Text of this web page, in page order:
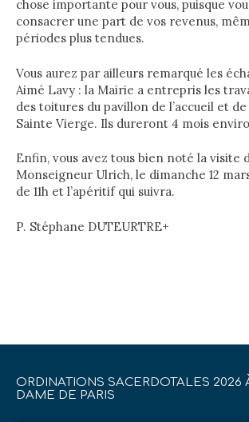
chose importante pour vous, puisque
consacrer une part de vos revenus,
périodes plus tendues.
Vous aurez par ailleurs remarqué les
Aimé Lavy : la Mairie a entrepris les
des toitures du pavillon de l’accueil et
Sainte Vierge. Ils dureront 4 mois
Enfin, vous avez tous bien noté la visite
Monseigneur Ulrich, le dimanche 12
de 11h et l’apéritif qui suivra.
P. Stéphane DUTEURTRE+
ORDINATIONS SACERDOTALES 2026
DAME DE PARIS